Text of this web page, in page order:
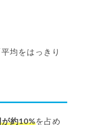
均をはっきり
約10%を占め